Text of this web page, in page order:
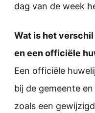
dag van de week
Wat is het
en een officiële
Een officiële
bij de gemeente
zoals een